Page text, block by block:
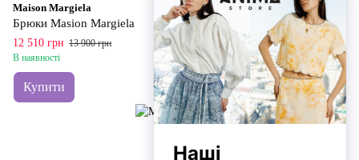
Maison Margiela
Брюки Masion Margiela
12 510 грн 13 900 грн
В наявності
Купити
Maison Margiela
Штани спортивні Maison Margiela
5 486 грн
6 095 грн
В наявності
Купити